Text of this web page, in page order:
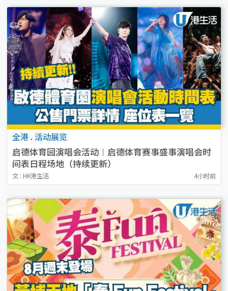
全港 . 活动展览
启德体育园演唱会活动︱启德体育赛事盛事演唱会时
间表日程场地（持续更新）
文 : HK港生活 4小时前